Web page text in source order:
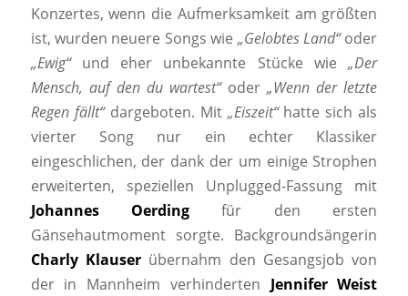
Konzertes, wenn die Aufmerksamkeit am größten
ist, wurden neuere Songs wie „Gelobtes Land“oder
„Ewig“und eher unbekannte Stücke wie „Der
Mensch, auf den du wartest“ oder„Wenn der letzte
Regen fällt“dargeboten. Mit „Eiszeit“hatte sich als
vierter Song nur ein echter Klassiker
eingeschlichen, der dank der um einige Strophen
erweiterten, speziellen Unplugged-Fassung mit
Johannes Oerding für den ersten
Gänsehautmoment sorgte. Backgroundsängerin
Charly Klauserübernahm den Gesangsjob von
der in Mannheim verhinderten Jennifer Weist